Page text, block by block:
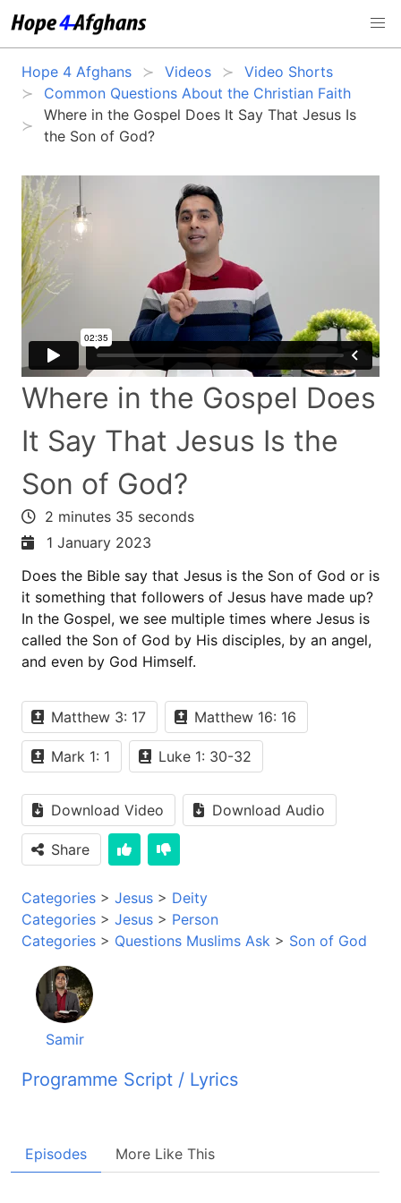
Hope 4 Afghans Videos
Video Shorts
Common Questions About the Christian Faith
Where in the Gospel Does It Say That Jesus Is
the Son of God?
Where in the Gospel Does
It Say That Jesus Is the
Son of God?
2 minutes 35 seconds
1 January 2023
Does the Bible say that Jesus is the Son of God or is
it something that followers of Jesus have made up?
In the Gospel, we see multiple times where Jesus is
called the Son of God by His disciples, by an angel,
and even by God Himself.
Matthew 3: 17 Matthew 16: 16
Mark 1: 1 Luke 1: 30-32
Download Video Download Audio
Share
Categories > Jesus > Deity
Categories > Jesus > Person
Categories > Questions Muslims Ask > Son of God
Samir
Programme Script / Lyrics
دادن به سوال ما کجای کتاب انجیل آمده ایسا فرزند
Episodes More Like This